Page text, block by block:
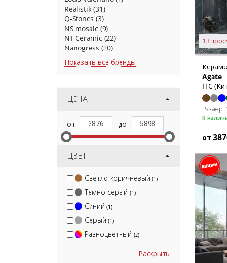
Realistik (31)
Q-Stones (3)
NS mosaic (9)
NT Ceramic (22)
Nanogress (30)
Показать все бренды
ЦЕНА
ЦВЕТ
Светло-коричневый (1)
Темно-серый (1)
Синий (1)
Серый (1)
Разноцветный (2)
Раскрыть
13
Agate
ITC
Размер:
В
от